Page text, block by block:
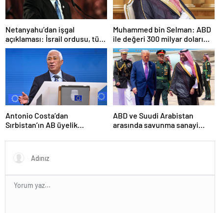
Netanyahu’dan işgal
açıklaması: İsrail ordusu, tüm
gücüyle Gazze’ye girecek
Muhammed bin Selman: ABD
ile değeri 300 milyar doları
aşan anlaşmalar imzaladık
Antonio Costa’dan
Sırbistan’ın AB üyelik
ABD ve Suudi Arabistan
arasında savunma sanayi